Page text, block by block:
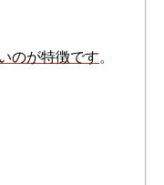
のが特徴です。